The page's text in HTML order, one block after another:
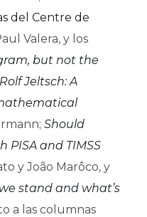
del Centre de
Valera, y los
but not the
Rolf Jeltsch: A
Should
and TIMSS
y João Marôco, y
stand and what’s
a las columnas